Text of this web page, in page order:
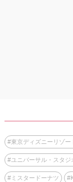
#東京ディズニーリゾー
#ユニバーサル・スタジ
#ミスタードーナツ #